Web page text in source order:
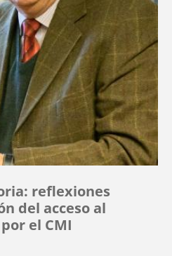
reflexiones
del acceso al
el CMI